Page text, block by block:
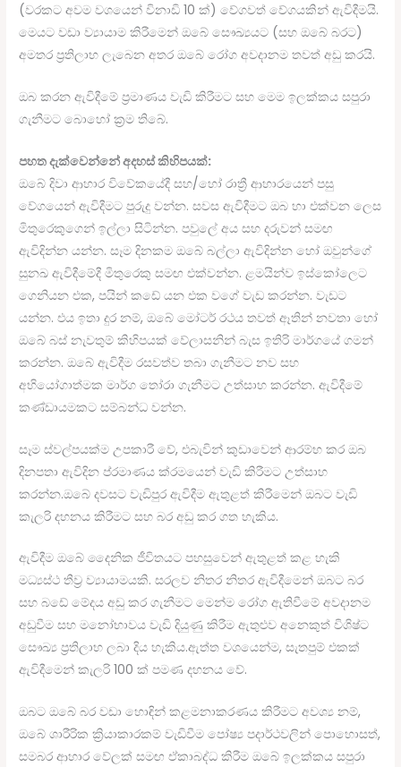
(වරකට අවම වශයෙන් විනාඩි 10 ක්) වේගවත් වේගයකින් ඇවිදීමයි.
මෙයට වඩා ව්‍යායාම කිරීමෙන් ඔබේ සෞඛ්‍යයට (සහ ඔබේ බරට)
අමතර ප්‍රතිලාභ ලැබෙන අතර ඔබේ රෝග අවදානම තවත් අඩු කරයි.
ඔබ කරන ඇවිදීමේ ප්‍රමාණය වැඩි කිරීමට සහ මෙම ඉලක්කය සපුරා
ගැනීමට බොහෝ ක්‍රම තිබේ.
පහත දැක්වෙන්නේ අදහස් කිහිපයක්:
ඔබේ දිවා ආහාර විවේකයේදී සහ/හෝ රාත්‍රී ආහාරයෙන් පසු
වේගයෙන් ඇවිදීමට පුරුදු වන්න. සවස ඇවිදීමට ඔබ හා එක්වන ලෙස
මිතුරෙකුගෙන් ඉල්ලා සිටින්න. පවුලේ අය සහ දරුවන් සමඟ
ඇවිදින්න යන්න. සෑම දිනකම ඔබේ බල්ලා ඇවිදින්න හෝ ඔවුන්ගේ
සුනඛ ඇවිදීමේදී මිතුරෙකු සමඟ එක්වන්න. ළමයින්ව ඉස්කෝලෙට
ගෙනියන එක, පයින් කඩේ යන එක වගේ වැඩ කරන්න. වැඩට
යන්න. එය ඉතා දුර නම්, ඔබේ මෝටර් රථය තවත් ඈතින් නවතා හෝ
ඔබේ බස් නැවතුම් කිහිපයක් වේලාසනින් බැස ඉතිරි මාර්ගයේ ගමන්
කරන්න. ඔබේ ඇවිදීම රසවත්ව තබා ගැනීමට නව සහ
අභියෝගාත්මක මාර්ග තෝරා ගැනීමට උත්සාහ කරන්න. ඇවිදීමේ
කණ්ඩායමකට සම්බන්ධ වන්න.
සෑම ස්වල්පයක්ම උපකාරී වේ, එබැවින් කුඩාවෙන් ආරම්භ කර ඔබ
දිනපතා ඇවිදින ප්රමාණය ක්රමයෙන් වැඩි කිරීමට උත්සාහ
කරන්න.ඔබේ දවසට වැඩිපුර ඇවිදීම ඇතුළත් කිරීමෙන් ඔබට වැඩි
කැලරි දහනය කිරීමට සහ බර අඩු කර ගත හැකිය.
ඇවිදීම ඔබේ දෛනික ජීවිතයට පහසුවෙන් ඇතුළත් කළ හැකි
මධ්‍යස්ථ තීව්‍ර ව්‍යායාමයකි. සරලව නිතර නිතර ඇවිදීමෙන් ඔබට බර
සහ බඩේ මේදය අඩු කර ගැනීමට මෙන්ම රෝග ඇතිවීමේ අවදානම
අඩුවීම සහ මනෝභාවය වැඩි දියුණු කිරීම ඇතුළුව අනෙකුත් විශිෂ්ට
සෞඛ්‍ය ප්‍රතිලාභ ලබා දිය හැකිය.ඇත්ත වශයෙන්ම, සැතපුම් එකක්
ඇවිදීමෙන් කැලරි 100 ක් පමණ දහනය වේ.
ඔබට ඔබේ බර වඩා හොඳින් කළමනාකරණය කිරීමට අවශ්‍ය නම්,
ඔබේ ශාරීරික ක්‍රියාකාරකම් වැඩිවීම පෝෂ්‍ය පදාර්ථවලින් පොහොසත්,
සමබර ආහාර වේලක් සමඟ ඒකාබද්ධ කිරීම ඔබේ ඉලක්කය සපුරා